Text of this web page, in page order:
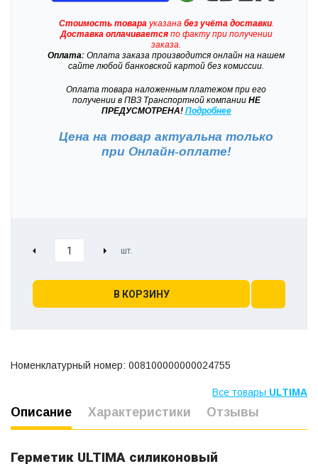
Стоимость товарауказана без учёта доставки.
Доставкаоплачиваетсяпо факту при получении
заказа.
Оплата: Оплата заказа производится онлайн на нашем
сайте любой банковской картой без комиссии.
Оплата товара наложенным платежом при его
получении в ПВЗ Транспортной компанииНЕ
ПРЕДУСМОТРЕНА! Подробнее
Цена на товар актуальна только
при Онлайн-оплате!
В КОРЗИНУ
Номенклатурный номер: 008100000000024755
Все товары ULTIMA
Описание Характеристики Отзывы
Герметик ULTIMA силиконовый